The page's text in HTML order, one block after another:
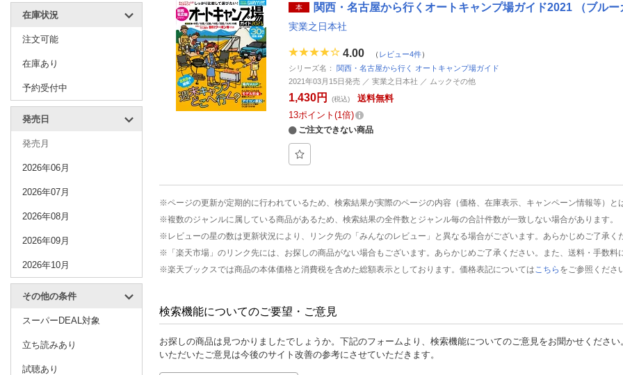
在庫状況
注文可能
在庫あり
予約受付中
発売日
発売月
2026年06月
2026年07月
2026年08月
2026年09月
2026年10月
その他の条件
スーパーDEAL対象
立ち読みあり
試聴あり
本 関西・名古屋から行くオートキャンプ場ガイド2021 （ブルー
実業之日本社
4.00 （ レビュー4件）
シリーズ名： 関西・名古屋から行く オートキャンプ場ガイド
2021年03月15日発売 ／ 実業之日本社 ／ ムックその他
1,430円 (税込)
送料無料
13ポイント 1倍
ご注文できない商品
※ページの更新が定期的に行われているため、検索結果が実際のページの内容（価格、在庫表示、キャンペーン情報等）と
※複数のジャンルに属している商品があるため、検索結果の全件数とジャンル毎の合計件数が一致しない場合があります。
※レビューの星の数は更新状況により、リンク先の「みんなのレビュー」と異なる場合がございます。あらかじめご了承く
※「楽天市場」のリンク先には、お探しの商品がない場合もございます。あらかじめご了承ください。また、送料・手数料
※楽天ブックスでは商品の本体価格と消費税を含めた総額表示としております。価格表記については こちら をご参照くださ
検索機能についてのご要望・ご意見
お探しの商品は見つかりましたでしょうか。下記のフォームより、検索機能についてのご意見をお聞かせください
いただいたご意見は今後のサイト改善の参考にさせていただきます。